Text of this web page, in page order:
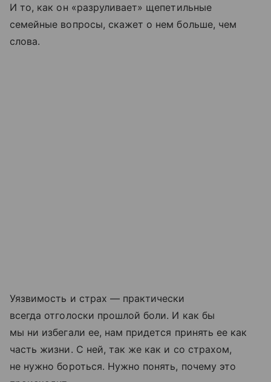
И то, как он «разруливает» щепетильные
семейные вопросы, скажет о нем больше, чем
слова.
Уязвимость и страх — практически
всегда отголоски прошлой боли. И как бы
мы ни избегали ее, нам придется принять ее как
часть жизни. С ней, так же как и со страхом,
не нужно бороться. Нужно понять, почему это